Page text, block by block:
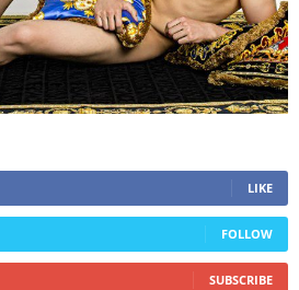
LIKE
FOLLOW
SUBSCRIBE